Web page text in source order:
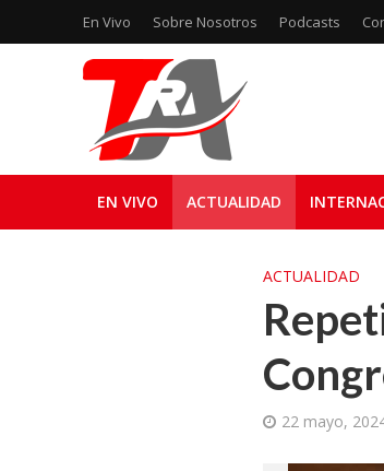
En Vivo Sobre Nosotros Podcasts
EN VIVO ACTUALIDAD
ACTUALIDAD
22 mayo,